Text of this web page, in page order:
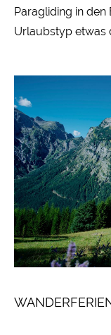
Paragliding in
Urlaubstyp etwas